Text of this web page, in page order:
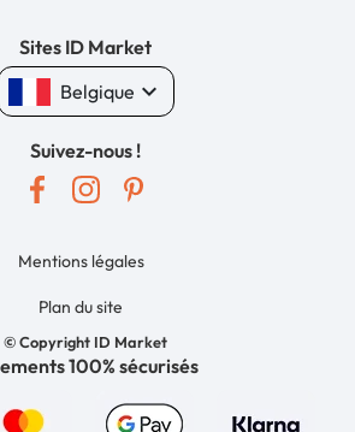
Sites ID Market
Belgique keyboard_arrow_down
Suivez-nous !
© Copyright ID Market
Mentions légales
Plan du site
100% sécurisés